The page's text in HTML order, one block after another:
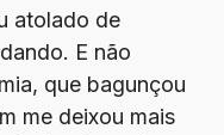
atolado de
E não
que bagunçou
me deixou mais